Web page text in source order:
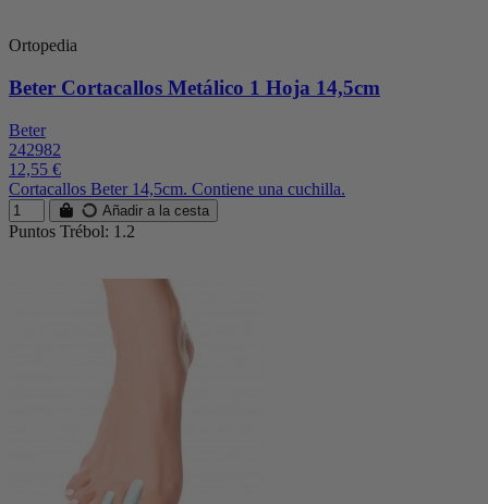
Ortopedia
Beter Cortacallos Metálico 1 Hoja 14,5cm
Beter
242982
12,55 €
Cortacallos Beter 14,5cm. Contiene una cuchilla.
Añadir a la cesta
Puntos Trébol: 1.2